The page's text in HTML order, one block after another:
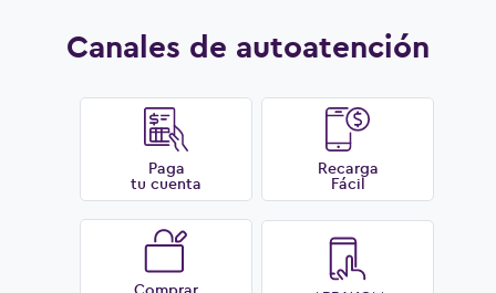
Canales de autoatención
Paga
tu cuenta
Recarga
Fácil